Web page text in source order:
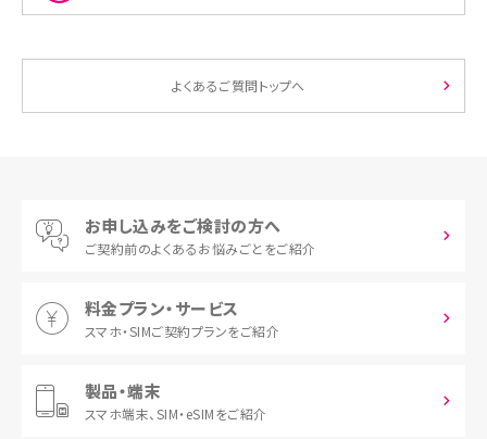
よくあるご質問トップへ
お申し込みをご検討の方へ
ご契約前のよくあるお悩みごとをご紹介
料金プラン・サービス
スマホ・SIMご契約プランをご紹介
製品・端末
スマホ端末、SIM・eSIMをご紹介